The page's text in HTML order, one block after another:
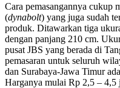
Cara pemasangannya cukup
(dynabolt) yang juga sudah
produk. Ditawarkan tiga
dengan panjang 210 cm.
pusat JBS yang berada di
pemasaran untuk seluruh
dan Surabaya-Jawa Timur
Harganya mulai Rp 2,5 – 4,5